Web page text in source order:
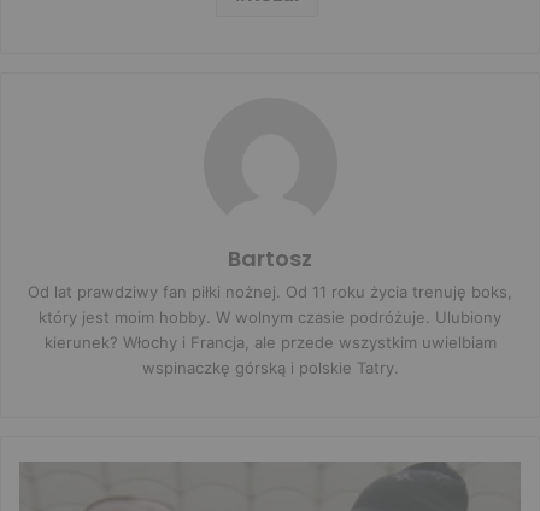
Bartosz
Od lat prawdziwy fan piłki nożnej. Od 11 roku życia trenuję boks,
który jest moim hobby. W wolnym czasie podróżuje. Ulubiony
kierunek? Włochy i Francja, ale przede wszystkim uwielbiam
wspinaczkę górską i polskie Tatry.